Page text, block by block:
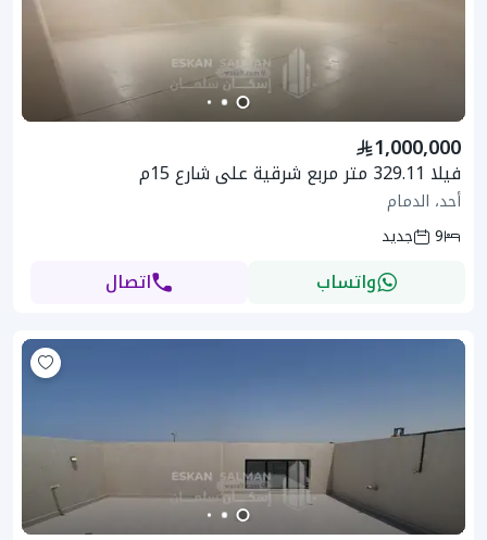
1,000,000
فيلا 329.11 متر مربع شرقية على شارع 15م
أحد، الدمام
9
جديد
واتساب اتصال